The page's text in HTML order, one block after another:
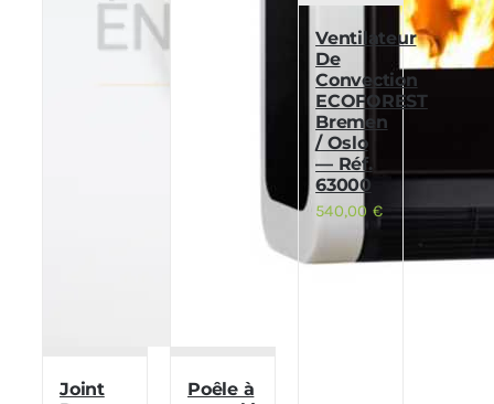
Joint
Poêle à
Ventilateur
De
Convection
ECOFOREST
Bremen
/ Oslo
— Réf.
63000
540,00 €